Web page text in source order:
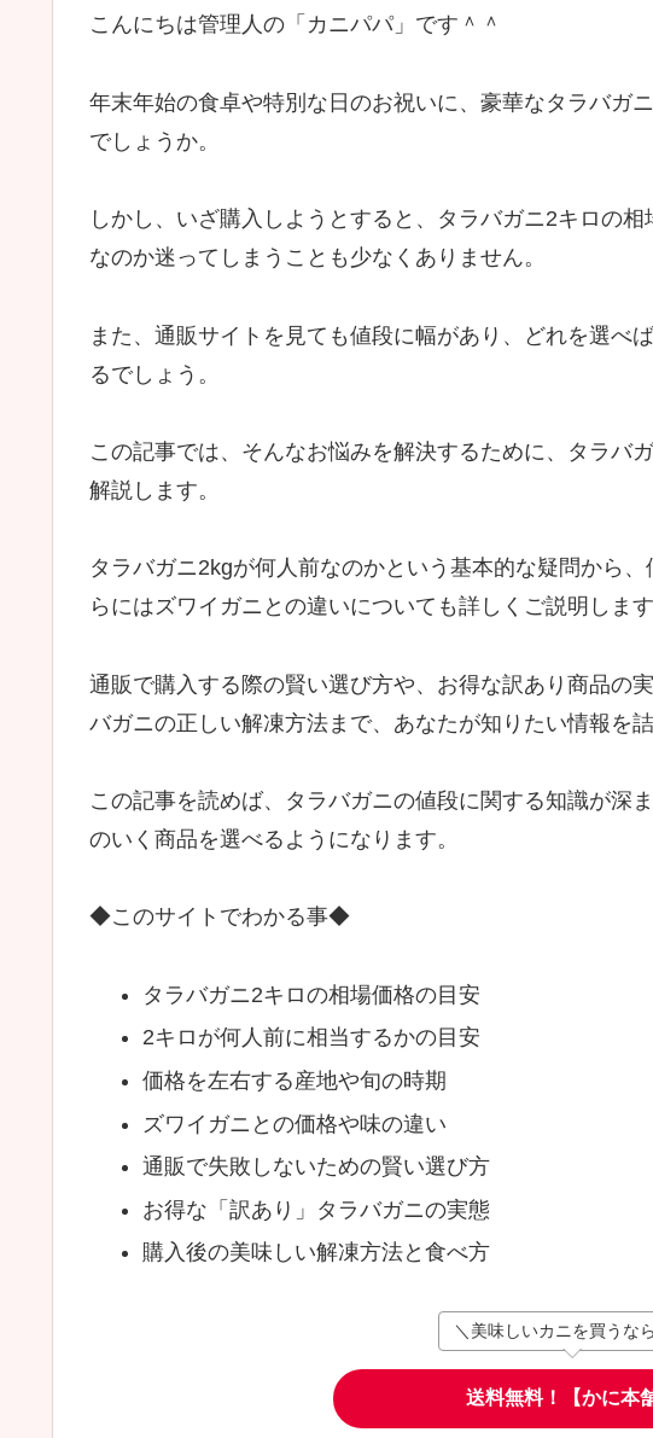
こんにちは管理人の「カニパパ」です＾＾
年末年始の食卓や特別な日のお祝いに、豪華なタラバガ
でしょうか。
しかし、いざ購入しようとすると、タラバガニ2キロの
なのか迷ってしまうことも少なくありません。
また、通販サイトを見ても値段に幅があり、どれを選べ
るでしょう。
この記事では、そんなお悩みを解決するために、タラバ
解説します。
タラバガニ2kgが何人前なのかという基本的な疑問から
らにはズワイガニとの違いについても詳しくご説明します
通販で購入する際の賢い選び方や、お得な訳あり商品の
バガニの正しい解凍方法まで、あなたが知りたい情報を詰
この記事を読めば、タラバガニの値段に関する知識が深
のいく商品を選べるようになります。
◆このサイトでわかる事◆
タラバガニ2キロの相場価格の目安
2キロが何人前に相当するかの目安
価格を左右する産地や旬の時期
ズワイガニとの価格や味の違い
通販で失敗しないための賢い選び方
お得な「訳あり」タラバガニの実態
購入後の美味しい解凍方法と食べ方
＼美味しいカニを買うな
送料無料！【かに本